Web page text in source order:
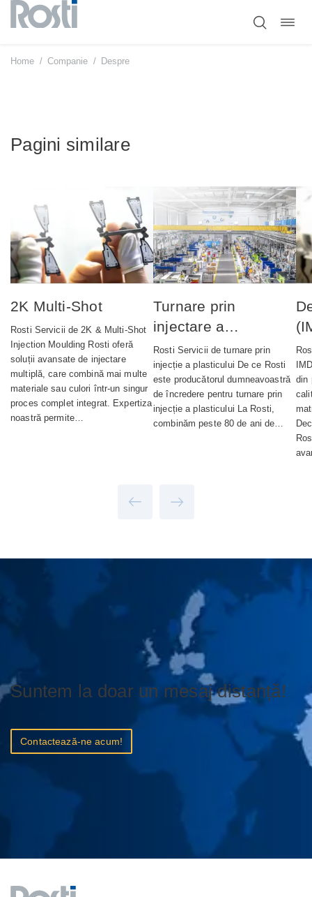
Sari
conținut
Home / Companie / Despre
Pagini similare
2K Multi-Shot
Rosti Servicii de 2K & Multi‑Shot
Injection Moulding Rosti oferă
soluții avansate de injectare
multiplă, care combină mai multe
materiale sau culori într-un singur
proces complet integrat. Expertiza
noastră permite…
Turnare prin
injectare a
materialelor plastice
Rosti Servicii de turnare prin
injecție a plasticului De ce Rosti
este producătorul dumneavoastră
de încredere pentru turnare prin
injecție a plasticului La Rosti,
combinăm peste 80 de ani de…
din
Suntem la doar un mesaj distanță!
Contactează-ne acum!